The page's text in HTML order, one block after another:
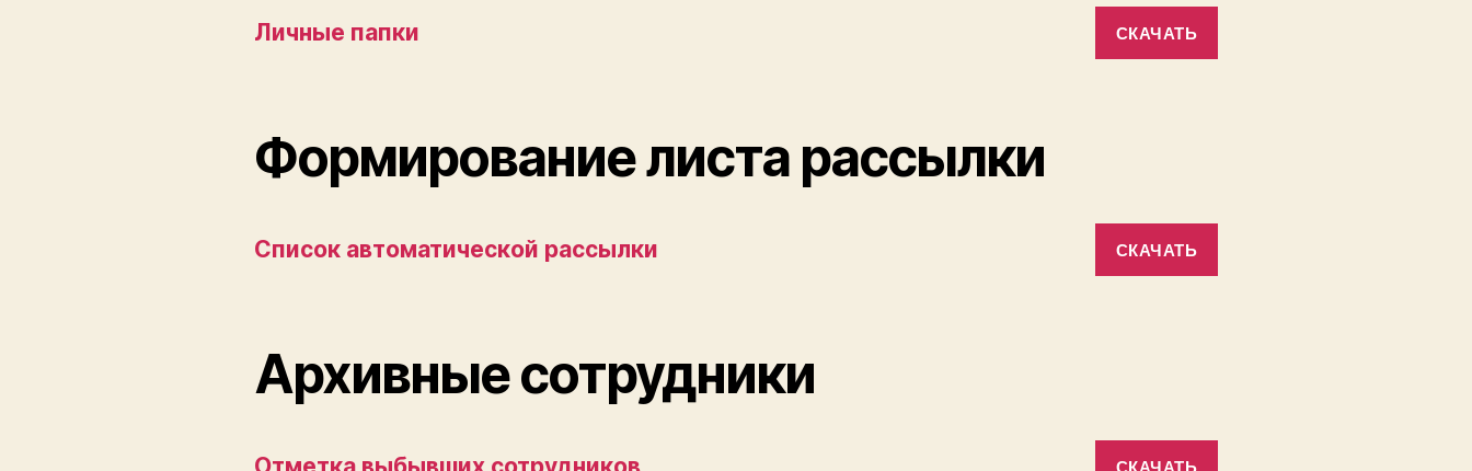
Личные папки СКАЧАТЬ
Формирование листа рассылки
Список автоматической рассылки СКАЧАТЬ
Архивные сотрудники